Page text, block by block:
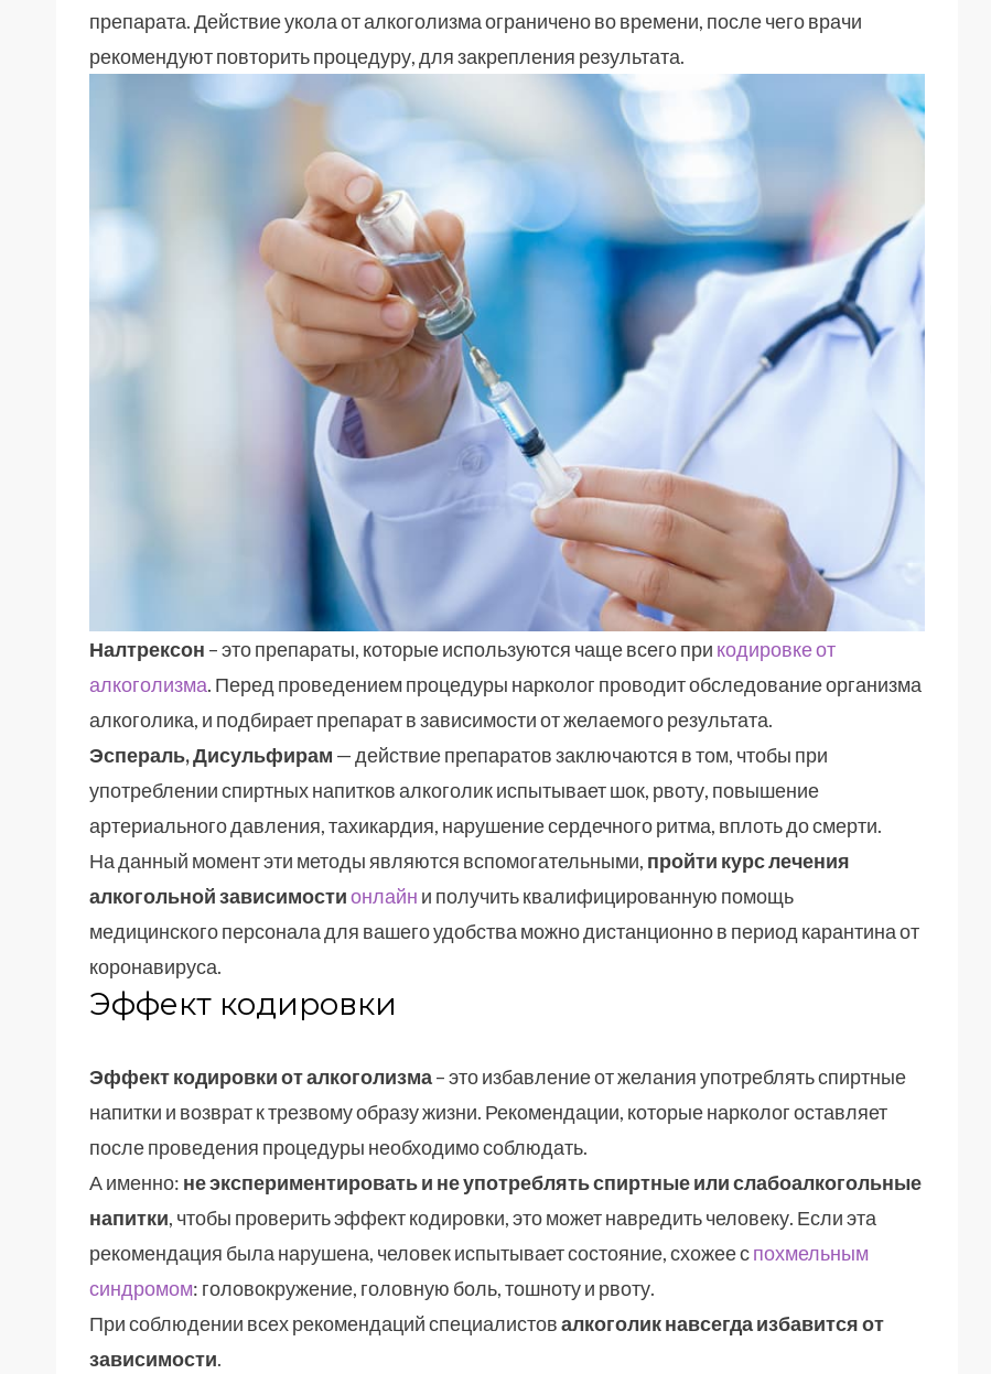
препарата. Действие укола от алкоголизма ограничено во времени, после чего врачи
рекомендуют повторить процедуру, для закрепления результата.
Налтрексон – это препараты, которые используются чаще всего при кодировке от
алкоголизма. Перед проведением процедуры нарколог проводит обследование организма
алкоголика, и подбирает препарат в зависимости от желаемого результата.
Эспераль, Дисульфирам — действие препаратов заключаются в том, чтобы при
употреблении спиртных напитков алкоголик испытывает шок, рвоту, повышение
артериального давления, тахикардия, нарушение сердечного ритма, вплоть до смерти.
На данный момент эти методы являются вспомогательными, пройти курс лечения
алкогольной зависимостионлайн и получить квалифицированную помощь
медицинского персонала для вашего удобства можно дистанционно в период карантина от
коронавируса.
Эффект кодировки
Эффект кодировки от алкоголизма– это избавление от желания употреблять спиртные
напитки и возврат к трезвому образу жизни. Рекомендации, которые нарколог оставляет
после проведения процедуры необходимо соблюдать.
А именно: не экспериментировать и не употреблять спиртные или слабоалкогольные
напитки, чтобы проверить эффект кодировки, это может навредить человеку. Если эта
рекомендация была нарушена, человек испытывает состояние, схожее спохмельным
синдромом: головокружение, головную боль, тошноту и рвоту.
При соблюдении всех рекомендаций специалистовалкоголик навсегда избавится от
зависимости.